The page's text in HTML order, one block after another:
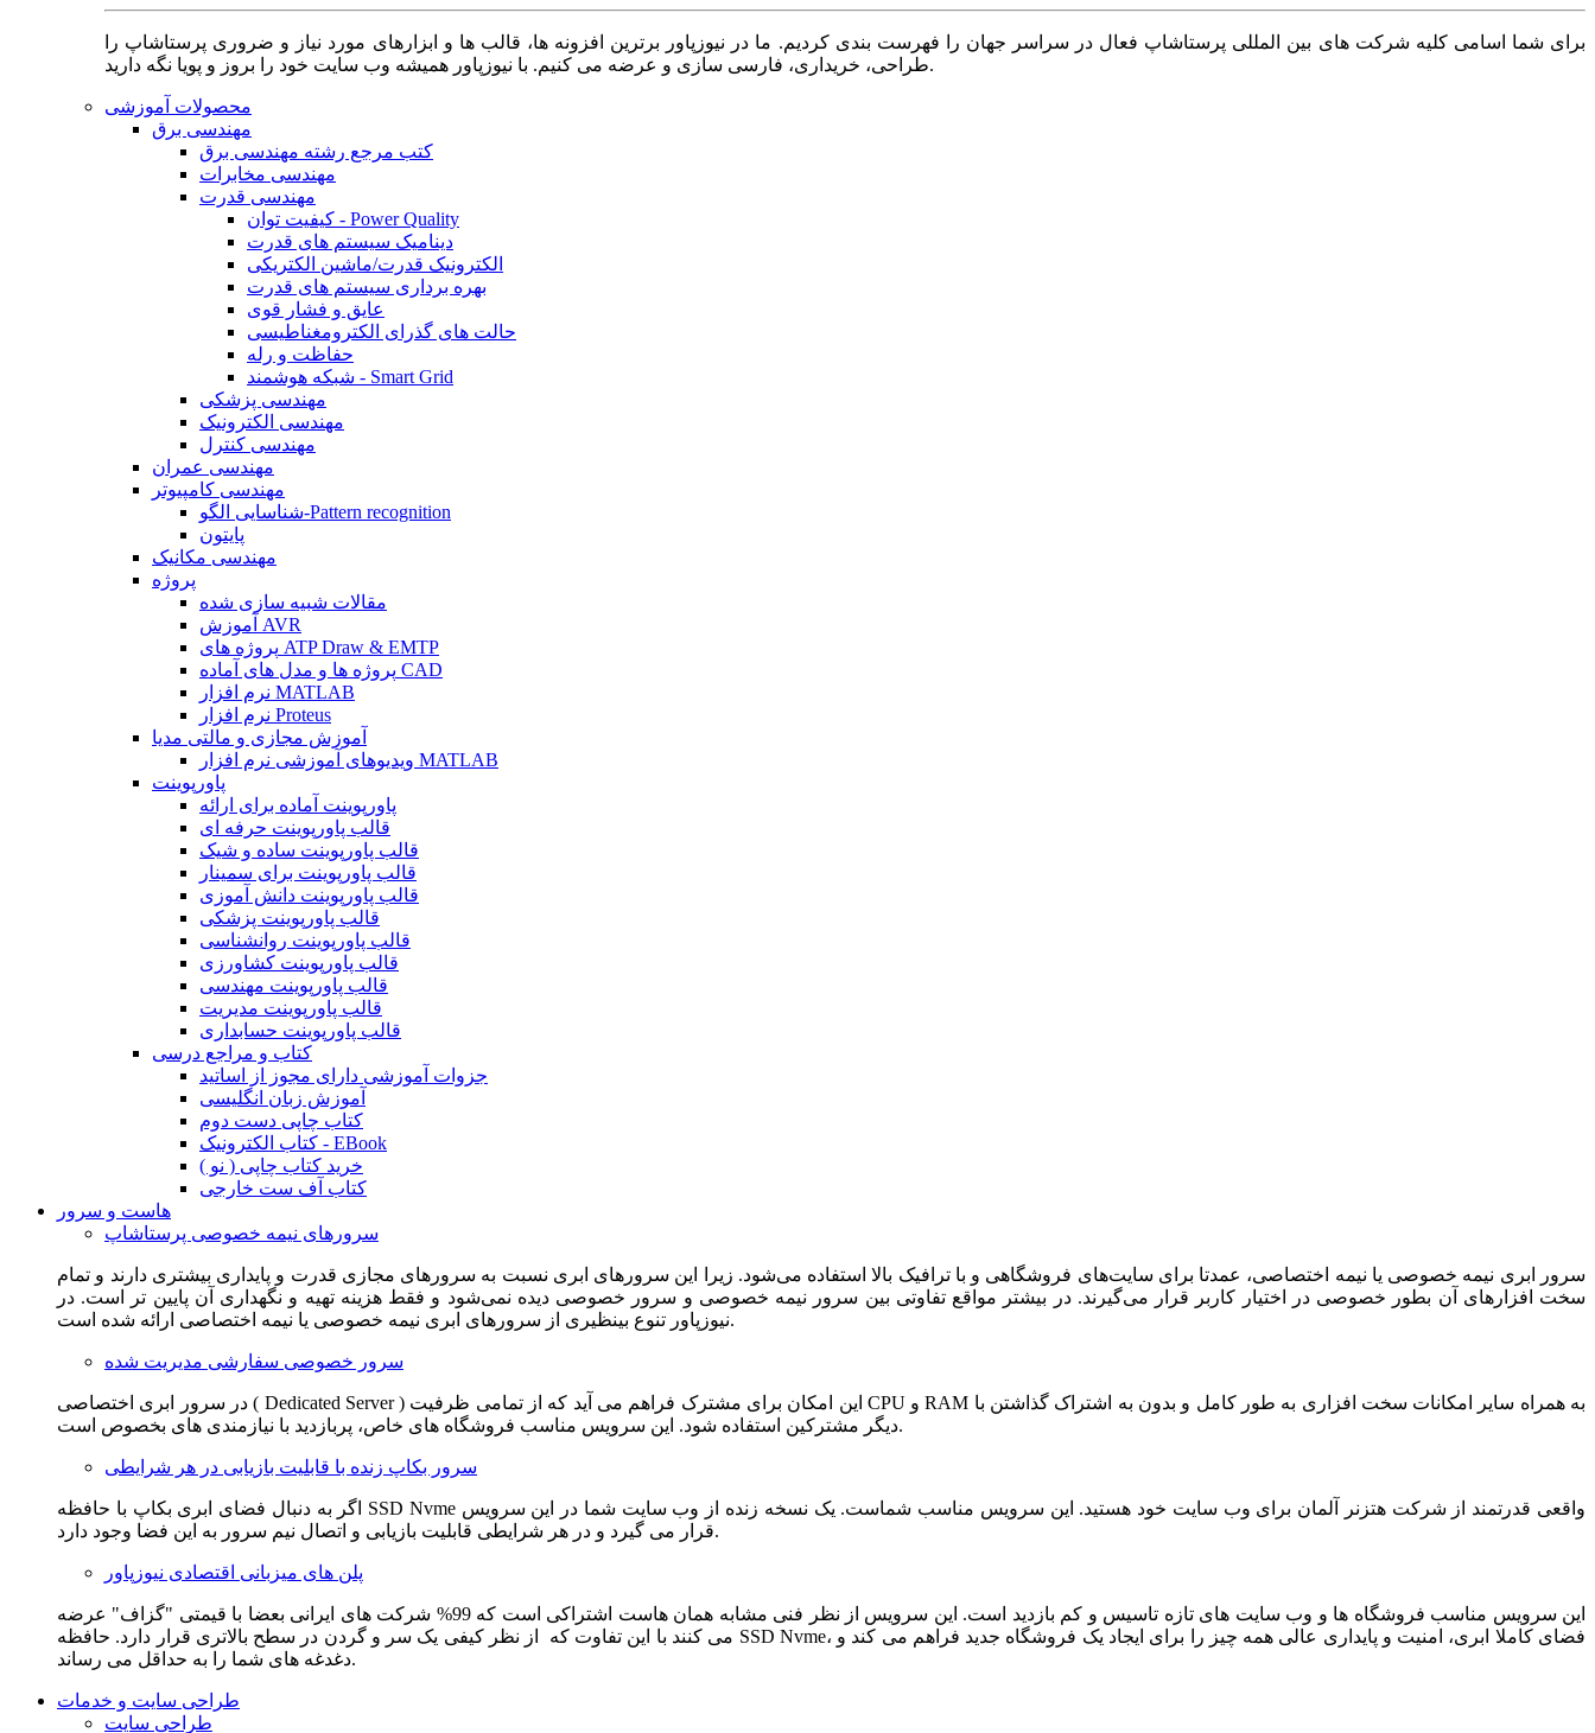
برای شما اسامی کلیه شرکت های بین المللی پرستاشاپ فعال در سراسر جهان را فهرست بندی کردیم. ما در نیوزپاور برترین افزونه ها، قالب ها و ابزارهای مورد نیاز و ضروری پرستاشاپ را
طراحی، خریداری، فارسی سازی و عرضه می کنیم. با نیوزپاور همیشه وب سایت خود را بروز و پویا نگه دارید.
محصولات آموزشی
مهندسی برق
کتب مرجع رشته مهندسی برق
مهندسی مخابرات
مهندسی قدرت
کیفیت توان - Power Quality
دینامیک سیستم های قدرت
الکترونیک قدرت/ماشین الکتریکی
بهره برداری سیستم های قدرت
عایق و فشار قوی
حالت های گذرای الکترومغناطیسی
حفاظت و رله
شبکه هوشمند - Smart Grid
مهندسی پزشکی
مهندسی الکترونیک
مهندسی کنترل
مهندسی عمران
مهندسی کامپیوتر
شناسایی الگو-Pattern recognition
پایتون
مهندسی مکانیک
پروژه
مقالات شبیه سازی شده
آموزش AVR
پروژه های ATP Draw & EMTP
پروژه ها و مدل های آماده CAD
نرم افزار MATLAB
نرم افزار Proteus
آموزش مجازی و مالتی مدیا
ویدیوهای آموزشی نرم افزار MATLAB
پاورپوینت
پاورپوینت آماده برای ارائه
قالب پاورپوینت حرفه ای
قالب پاورپوینت ساده و شیک
قالب پاورپوینت برای سمینار
قالب پاورپوینت دانش آموزی
قالب پاورپوینت پزشکی
قالب پاورپوینت روانشناسی
قالب پاورپوینت کشاورزی
قالب پاورپوینت مهندسی
قالب پاورپوینت مدیریت
قالب پاورپوینت حسابداری
کتاب و مراجع درسی
جزوات آموزشی دارای مجوز از اساتید
آموزش زبان انگلیسی
کتاب چاپی دست دوم
کتاب الکترونیک - EBook
خرید کتاب چاپی ( نو )
کتاب آف ست خارجی
هاست و سرور
سرورهای نیمه خصوصی پرستاشاپ
سرور ابری نیمه خصوصی یا نیمه اختصاصی، عمدتا برای سایت‌های فروشگاهی و با ترافیک بالا استفاده می‌شود. زیرا این سرورهای ابری نسبت به سرورهای مجازی قدرت و پایداری بیشتری دارند و تمام
سخت افزارهای آن بطور خصوصی در اختیار کاربر قرار می‌گیرند. در بیشتر مواقع تفاوتی بین سرور نیمه خصوصی و سرور خصوصی دیده نمی‌شود و فقط هزینه تهیه و نگهداری آن پایین تر است. در
نیوزپاور تنوع بینظیری از سرورهای ابری نیمه خصوصی یا نیمه اختصاصی ارائه شده است.
سرور خصوصی سفارشی مدیریت شده
در سرور ابری اختصاصی ( Dedicated Server ) این امکان برای مشترک فراهم می آید که از تمامی ظرفیت CPU و RAM به همراه سایر امکانات سخت افزاری به طور کامل و بدون به اشتراک گذاشتن با
دیگر مشترکین استفاده شود. این سرویس مناسب فروشگاه های خاص، پربازدید با نیازمندی های بخصوص است.
سرور بکاپ زنده با قابلیت بازیابی در هر شرایطی
اگر به دنبال فضای ابری بکاپ با حافظه SSD Nvme واقعی قدرتمند از شرکت هتزنر آلمان برای وب سایت خود هستید. این سرویس مناسب شماست. یک نسخه زنده از وب سایت شما در این سرویس
قرار می گیرد و در هر شرایطی قابلیت بازیابی و اتصال نیم سرور به این فضا وجود دارد.
پلن های میزبانی اقتصادی نیوزپاور
این سرویس مناسب فروشگاه ها و وب سایت های تازه تاسیس و کم بازدید است. این سرویس از نظر فنی مشابه همان هاست اشتراکی است که 99% شرکت های ایرانی بعضا با قیمتی "گزاف" عرضه
می کنند با این تفاوت که از نظر کیفی یک سر و گردن در سطح بالاتری قرار دارد. حافظه SSD Nvme، فضای کاملا ابری، امنیت و پایداری عالی همه چیز را برای ایجاد یک فروشگاه جدید فراهم می کند و
دغدغه های شما را به حداقل می رساند.
طراحی سایت و خدمات
طراحی سایت